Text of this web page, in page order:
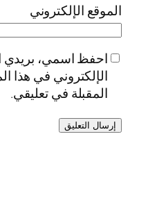
الموقع الإلكتروني
احفظ اسمي، بريدي
الإلكتروني في هذا
المقبلة في تعليقي.